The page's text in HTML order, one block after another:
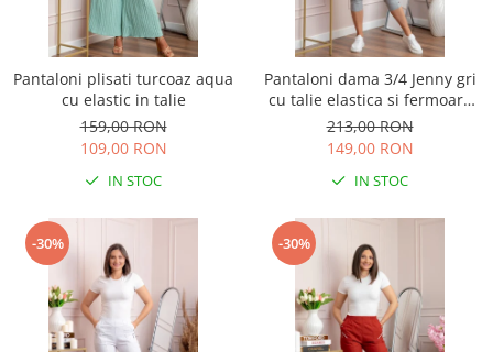
Pantaloni plisati turcoaz aqua
cu elastic in talie
159,00 RON
109,00 RON
IN STOC
Pantaloni dama 3/4 Jenny gri
cu talie elastica si fermoare
decorative
213,00 RON
149,00 RON
IN STOC
-30% -30%